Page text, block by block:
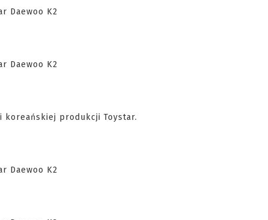
koreańskiej produkcji Toystar.